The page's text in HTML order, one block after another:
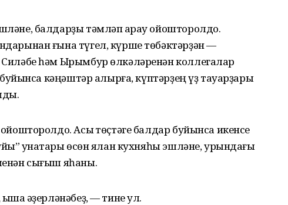
балдарҙы тәмләп ҡарау ойошторолдо.
ғына түгел, күрше төбәктәрҙән —
һәм Ырымбур өлкәләренән коллегалар
кәңәштәр алырға, күптәрҙең үҙ тауарҙары
Асыҡ төҫтәге балдар буйынса икенсе
ҡунаҡтары өсөн ялан кухняһы эшләне, урындағы
сығыш яһаны.
әҙерләнәбеҙ, — тине ул.